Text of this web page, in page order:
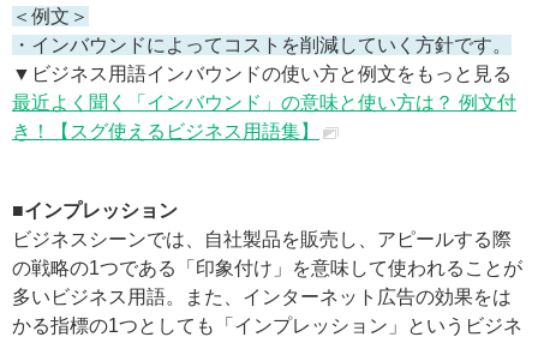
＜例文＞
・インバウンドによってコストを削減していく方針です。
▼ビジネス用語インバウンドの使い方と例文をもっと見る
最近よく聞く「インバウンド」の意味と使い方は？ 例文付
き！【スグ使えるビジネス用語集】
■インプレッション
ビジネスシーンでは、自社製品を販売し、アピールする際
の戦略の1つである「印象付け」を意味して使われることが
多いビジネス用語。また、インターネット広告の効果をは
かる指標の1つとしても「インプレッション」というビジネ